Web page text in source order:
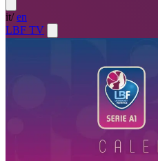
it/ en
LBF TV